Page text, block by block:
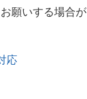
願いする場合
応